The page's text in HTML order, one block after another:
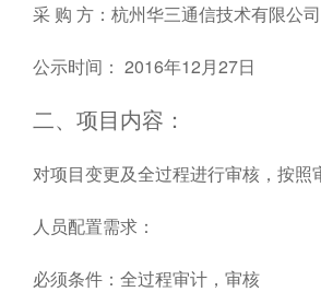
采 购 方：杭州华三通信技术有限公司
公示时间： 2016年12月27日
二、项目内容：
对项目变更及全过程进行审核，按照
人员配置需求：
必须条件：全过程审计，审核